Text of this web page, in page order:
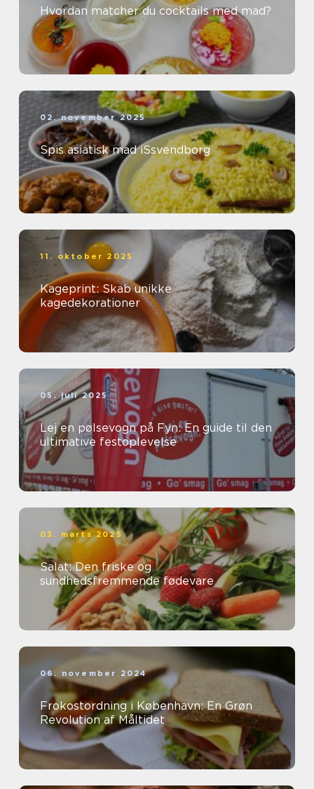
Hvordan matcher du cocktails med mad?
02. november 2025
Spis asiatisk mad iSsvendborg
11. oktober 2025
Kageprint: Skab unikke
kagedekorationer
05. juli 2025
Lej en pølsevogn på Fyn: En guide til den
ultimative festoplevelse
03. marts 2025
Salat: Den friske og
sundhedsfremmende fødevare
06. november 2024
Frokostordning i København: En Grøn
Revolution af Måltidet